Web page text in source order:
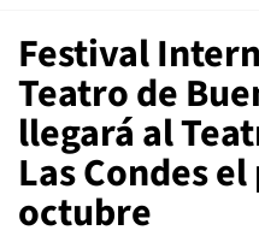
Festival
Teatro de
llegará al
Las Condes
octubre